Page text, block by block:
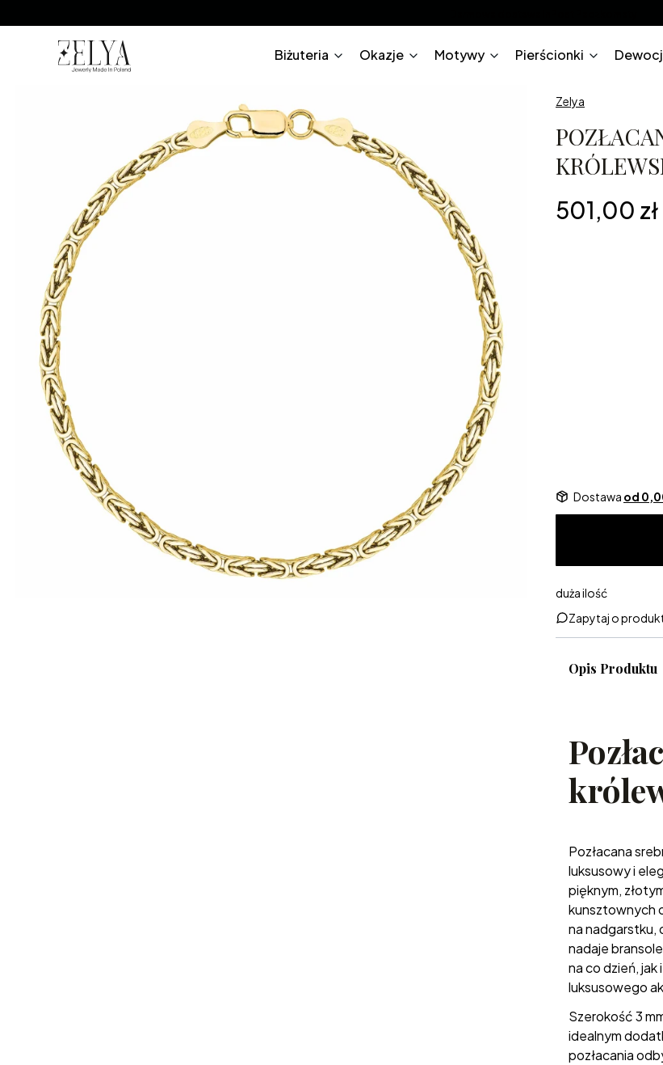
Biżuteria Okazje Motywy Pierścionki
Zelya
Cena
501,00 zł
Dostawa od
duża ilość
Zapytaj o
Opis Produktu
Pozłacana
luksusowy i
pięknym,
kunsztownych
na nadgarstku,
nadaje
na co dzień,
luksusowego
Szerokość 3
idealnym
pozłacania